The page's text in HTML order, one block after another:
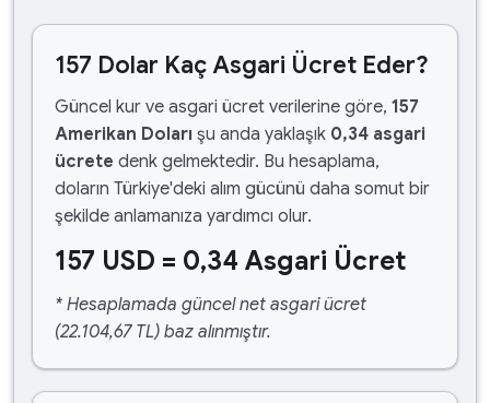
157 Dolar Kaç Asgari Ücret Eder?
Güncel kur ve asgari ücret verilerine göre, 157
Amerikan Doları şu anda yaklaşık 0,34 asgari
ücrete denk gelmektedir. Bu hesaplama,
doların Türkiye'deki alım gücünü daha somut bir
şekilde anlamanıza yardımcı olur.
157 USD = 0,34 Asgari Ücret
* Hesaplamada güncel net asgari ücret
(22.104,67 TL) baz alınmıştır.